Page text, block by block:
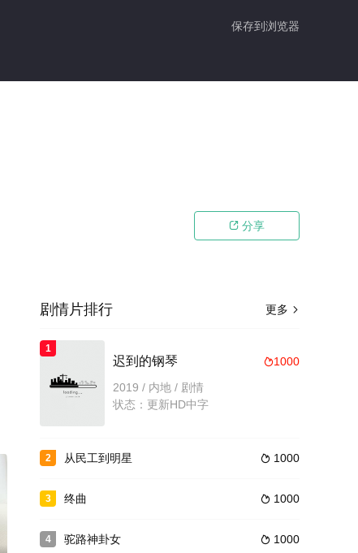
保存到浏览器
 分享
更多 
剧情片排行
1
1000
迟到的钢琴
2019 / 内地 / 剧情
状态：更新HD中字
2  1000
从民工到明星
3  1000
终曲
4  1000
驼路神卦女